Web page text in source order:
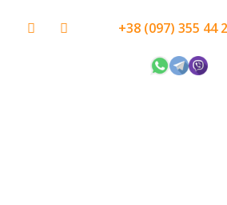
+38 (097) 355 44